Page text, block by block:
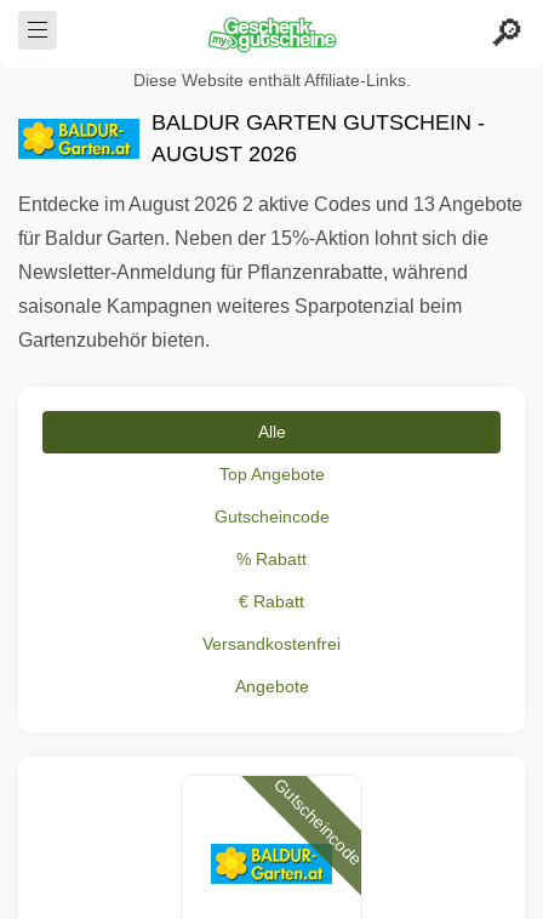
Diese Website enthält Affiliate-Links.
BALDUR GARTEN GUTSCHEIN -
AUGUST 2026
Entdecke im August 2026 2 aktive Codes und 13 Angebote
für Baldur Garten. Neben der 15%-Aktion lohnt sich die
Newsletter-Anmeldung für Pflanzenrabatte, während
saisonale Kampagnen weiteres Sparpotenzial beim
Gartenzubehör bieten.
Alle
Top Angebote
Gutscheincode
% Rabatt
€ Rabatt
Versandkostenfrei
Angebote
Gutscheincode